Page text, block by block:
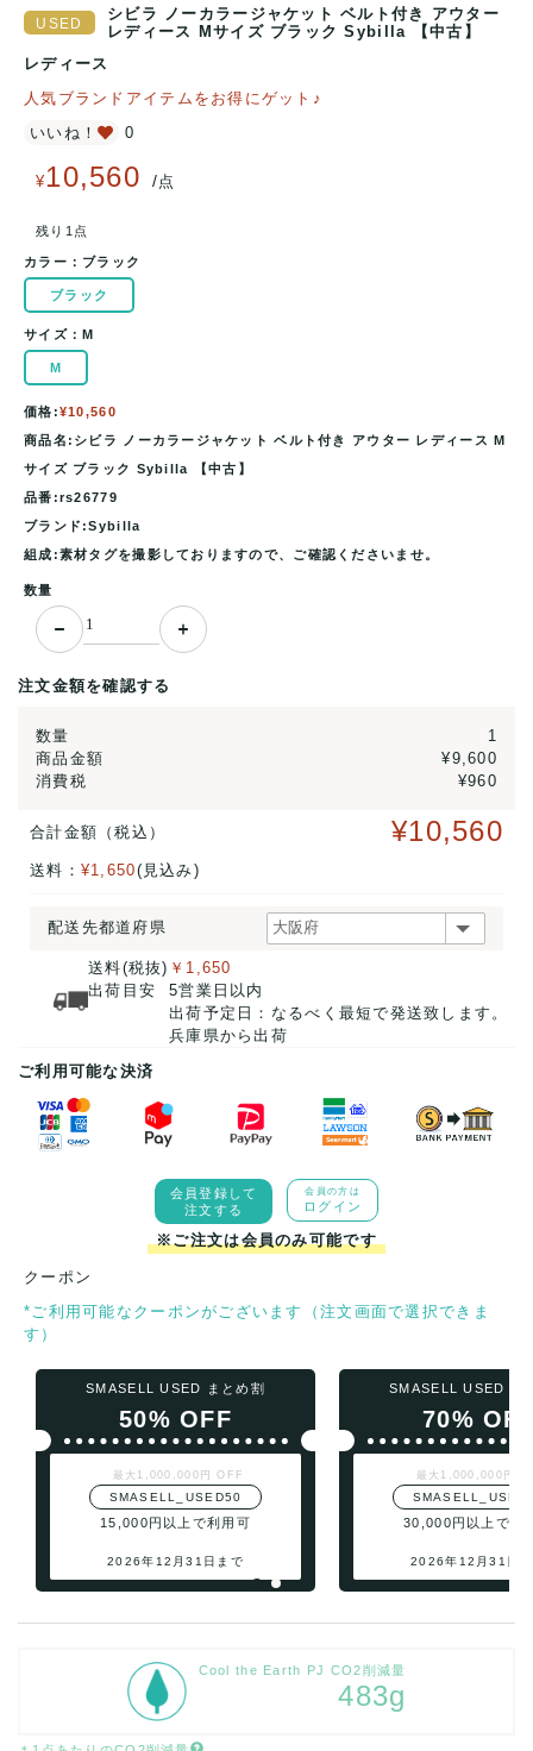
シビラ ノーカラージャケット ベルト付き アウター
レディース Mサイズ ブラック Sybilla 【中古】
レディース
人気ブランドアイテムをお得にゲット♪
いいね！
0
¥10,560 /点
残り1点
カラー： ブラック
ブラック
サイズ：M
M
価格:¥10,560
商品名:シビラ ノーカラージャケット ベルト付き アウター レディース M
サイズ ブラック Sybilla 【中古】
品番:rs26779
ブランド:Sybilla
組成:素材タグを撮影しておりますので、ご確認くださいませ。
数量
注文金額を確認する
数量
1
商品金額
¥9,600
消費税
¥960
合計金額（税込） ¥10,560
送料： ¥1,650(見込み)
配送先都道府県
送料(税抜)
出荷目安
￥1,650
5営業日以内
出荷予定日：なるべく最短で発送致します。
兵庫県から出荷
ご利用可能な決済
会員登録して
注文する
会員の方は
ログイン
※ご注文は会員のみ可能です
クーポン
*ご利用可能なクーポンがございます（注文画面で選択できま
す）
SMASELL USED まとめ割
50% OFF
最大1,000,000円 OFF
SMASELL_USED50
15,000円以上で利用可
2026年12月31日まで
SMASELL USED ま
70%
最大1,000,000円
30,000円以上で利
2026年12月31日
Cool the Earth PJ CO2削減量
483g